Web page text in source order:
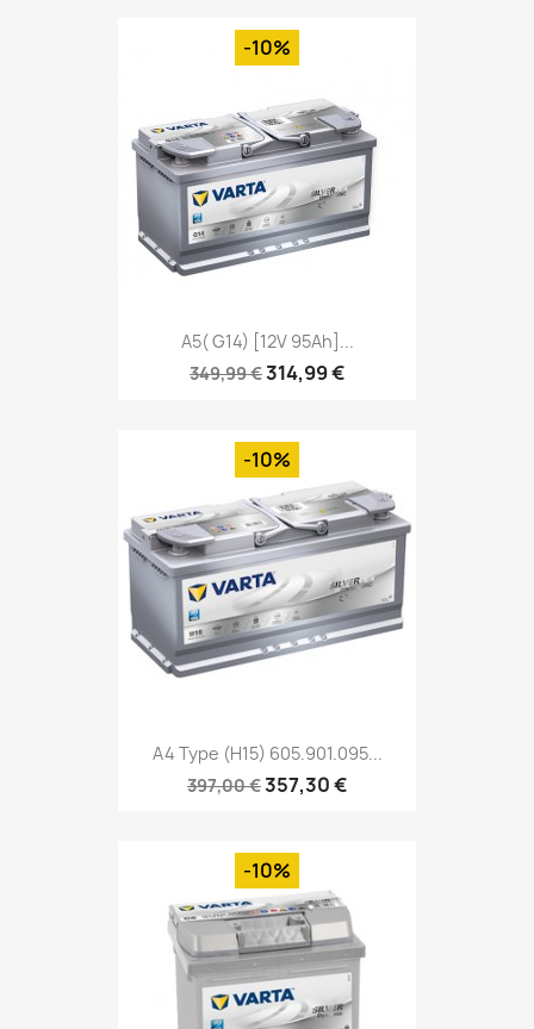
A5( G14) [12V 95Ah]...
349,99 €314,99 €
-10%
A4 Type (H15) 605.901.095...
397,00 €357,30 €
-10%
-10%